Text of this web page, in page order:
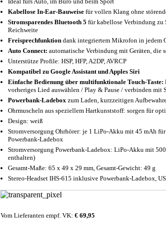
Kabellose In-Ear-Bauweise für vollen Klang ohne
Stromsparendes Bluetooth 5 für kabellose Verbindung zu
Reichweite
Freisprechfunktion dank integriertem Mikrofon in jedem
Auto Connect: automatische Verbindung mit Geräten, die
Unterstütze Profile: HSP, HFP, A2DP, AVRCP
Kompatibel zu Google Assistant und Apples Siri
Einfache Bedienung über multifunktionale Touch-Taste:
vorheriges Lied auswählen / Play & Pause / verbinden mit
Powerbank-Ladebox zum Laden, kurzzeitigen
Ohrmuscheln aus speziellem Hartkunststoff: sorgen für
Design: weiß
Stromversorgung Ohrhörer: je 1 LiPo-Akku mit 45 mAh
Powerbank-Ladebox
Stromversorgung Powerbank-Ladebox: LiPo-Akku mit
enthalten)
Gesamt-Maße: 65 x 49 x 29 mm, Gesamt-Gewicht: 49 g
Stereo-Headset IHS-615 inklusive Powerbank-Ladebox,
Vom Lieferanten empf. VK: € 69,95